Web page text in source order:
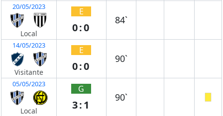
20/05/2023
Local
E
0:0
84`
14/05/2023
Visitante
E
0:0
90`
05/05/2023
Local
G
3:1
90`